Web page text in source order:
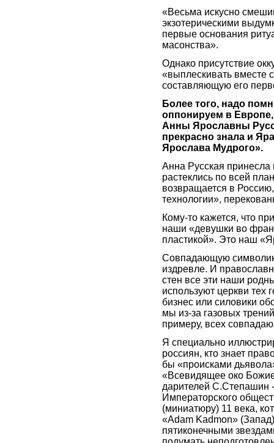
«Весьма искусно
экзотерическими
первые основания
масонства».
Однако присутствие
«выплескивать вместе
составляющую его
Более того, надо
оппонируем в
Анны Ярославны
прекрасно знала и
Ярослава Мудрого».
Анна Русская принесла
растеклись по всей
возвращается в
технологии»,
Кому-то кажется, что
наши «девушки во
пластикой». Это наш
Совпадающую
издревле. И
стен все эти наши
используют церкви тех
бизнес или силовики
мы из-за газовых
примеру, всех
Я специально
россиян, кто знает
бы «происками
«Всевидящее око
дарителей С.Степашин
Императорского
(миниатюру) 11 века,
«Adam Kadmon»
пятиконечными